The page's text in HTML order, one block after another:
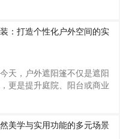
距至3.5m，较传统设计节省
装落地，每个环节都需兼顾
，以下为您解析关键要点。
场景与文化风格定位需与周
林宜选用飞檐翘角的四柱
构，展现传统建筑韵味；现
何造型的茅草亭，以钢结构
草或仿生材料，营造自然与
规划要依据使用场景：庭院
：打造个性化户外空间的实
天，户外遮阳篷不仅是遮阳
更是提升庭院、阳台或商业
融入环境，为生活增添舒适
确需求与场景适配定制遮阳
用场景与核心需求。家庭用
美学与实用功能的多元场景